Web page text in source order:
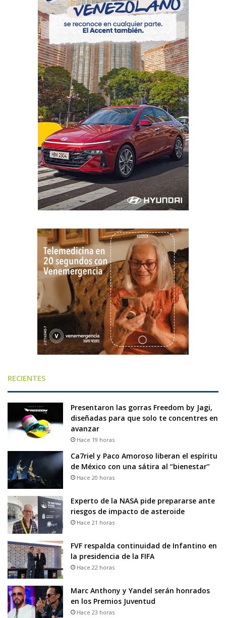
RECIENTES
Presentaron las gorras Freedom by Jagi,
diseñadas para que solo te concentres en
avanzar
Hace 19 horas
Ca7riel y Paco Amoroso liberan el espíritu
de México con una sátira al “bienestar”
Hace 20 horas
Experto de la NASA pide prepararse ante
riesgos de impacto de asteroide
Hace 21 horas
FVF respalda continuidad de Infantino en
la presidencia de la FIFA
Hace 22 horas
Marc Anthony y Yandel serán honrados
en los Premios Juventud
Hace 23 horas